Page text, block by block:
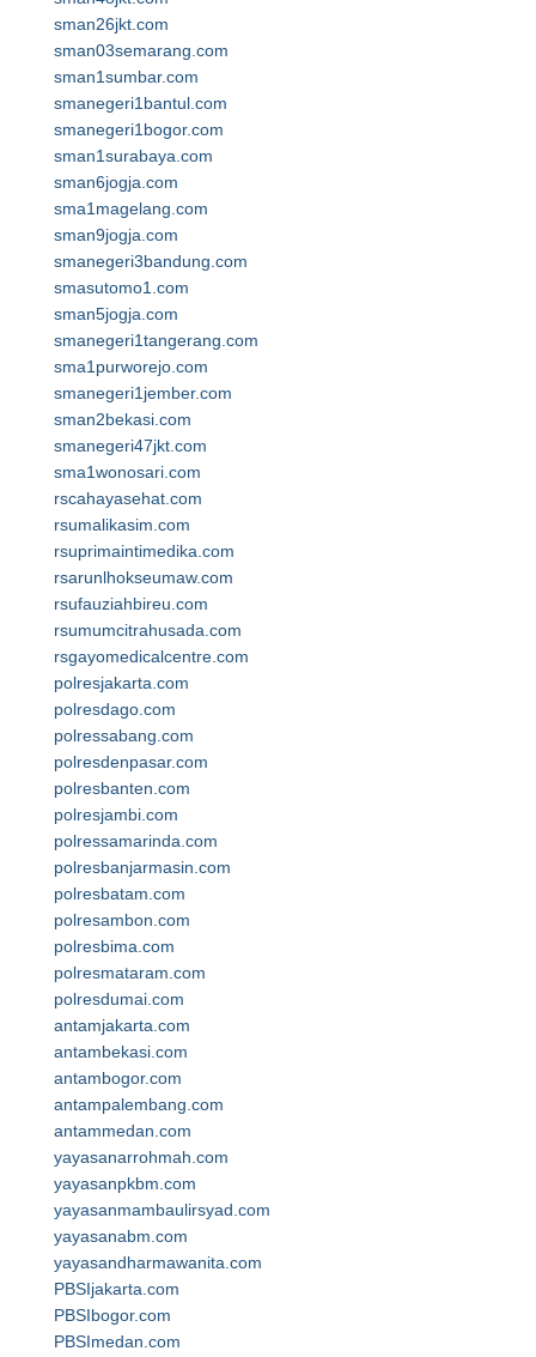
sman26jkt.com
sman03semarang.com
sman1sumbar.com
smanegeri1bantul.com
smanegeri1bogor.com
sman1surabaya.com
sman6jogja.com
sma1magelang.com
sman9jogja.com
smanegeri3bandung.com
smasutomo1.com
sman5jogja.com
smanegeri1tangerang.com
sma1purworejo.com
smanegeri1jember.com
sman2bekasi.com
smanegeri47jkt.com
sma1wonosari.com
rscahayasehat.com
rsumalikasim.com
rsuprimaintimedika.com
rsarunlhokseumaw.com
rsufauziahbireu.com
rsumumcitrahusada.com
rsgayomedicalcentre.com
polresjakarta.com
polresdago.com
polressabang.com
polresdenpasar.com
polresbanten.com
polresjambi.com
polressamarinda.com
polresbanjarmasin.com
polresbatam.com
polresambon.com
polresbima.com
polresmataram.com
polresdumai.com
antamjakarta.com
antambekasi.com
antambogor.com
antampalembang.com
antammedan.com
yayasanarrohmah.com
yayasanpkbm.com
yayasanmambaulirsyad.com
yayasanabm.com
yayasandharmawanita.com
PBSIjakarta.com
PBSIbogor.com
PBSImedan.com